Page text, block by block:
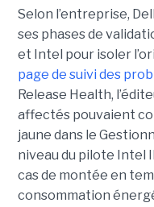
Selon l’entreprise,
ses phases de
et Intel pour isoler
page de suivi des
Release Health,
affectés pouvaient
jaune dans le
niveau du pilote Intel
cas de montée en
consommation